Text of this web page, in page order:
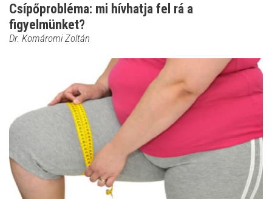
Csípőprobléma: mi hívhatja fel rá a
figyelmünket?
Dr. Komáromi Zoltán